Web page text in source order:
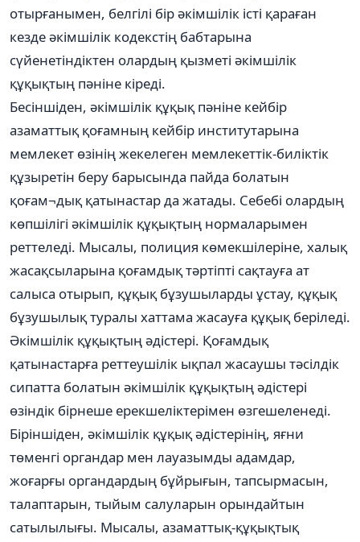
отырғанымен, белгілі бір әкімшілік істі қараған
кезде әкімшілік кодекстің бабтарына
сүйенетіндіктен олардың қызметі әкімшілік
құқықтың пәніне кіреді.
Бесіншіден, әкімшілік құқық пәніне кейбір
азаматтық қоғамның кейбір институтарына
мемлекет өзінің жекелеген мемлекеттік-биліктік
құзыретін беру барысында пайда болатын
қоғам¬дық қатынастар да жатады. Себебі олардың
көпшілігі әкімшілік құқықтың нормаларымен
реттеледі. Мысалы, полиция көмекшілеріне, халық
жасақсыларына қоғамдық тәртіпті сақтауға ат
салыса отырып, құқық бұзушыларды ұстау, құқық
бұзушылық туралы хаттама жасауға құқық беріледі.
Әкімшілік құқықтың әдістері. Қоғамдық
қатынастарға реттеушілік ықпал жасаушы тәсілдік
сипатта болатын әкімшілік құқықтың әдістері
өзіндік бірнеше ерекшеліктерімен өзгешеленеді.
Біріншіден, әкімшілік құқық әдістерінің, яғни
төменгі органдар мен лауазымды адамдар,
жоғарғы органдардың бұйрығын, тапсырмасын,
талаптарын, тыйым салуларын орындайтын
сатылылығы. Мысалы, азаматтық-құқықтық